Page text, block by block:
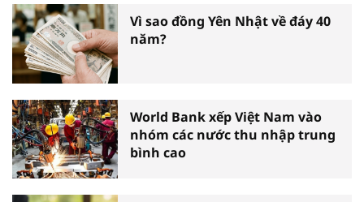
Vì sao đồng Yên Nhật về đáy 40
năm?
World Bank xếp Việt Nam vào
nhóm các nước thu nhập trung
bình cao